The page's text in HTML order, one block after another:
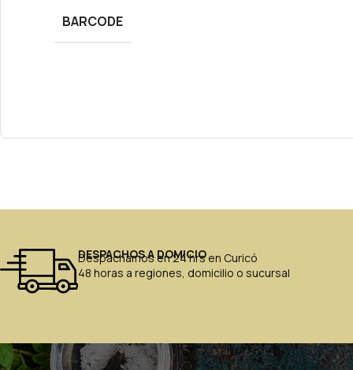
BARCODE
DESPACHOS A DOMICIO
Despachamos en 24 hrs en Curicó
48 horas a regiones, domicilio o sucursal